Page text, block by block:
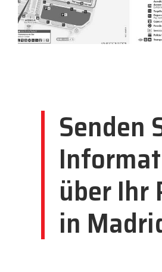
Senden
über Ihr
in